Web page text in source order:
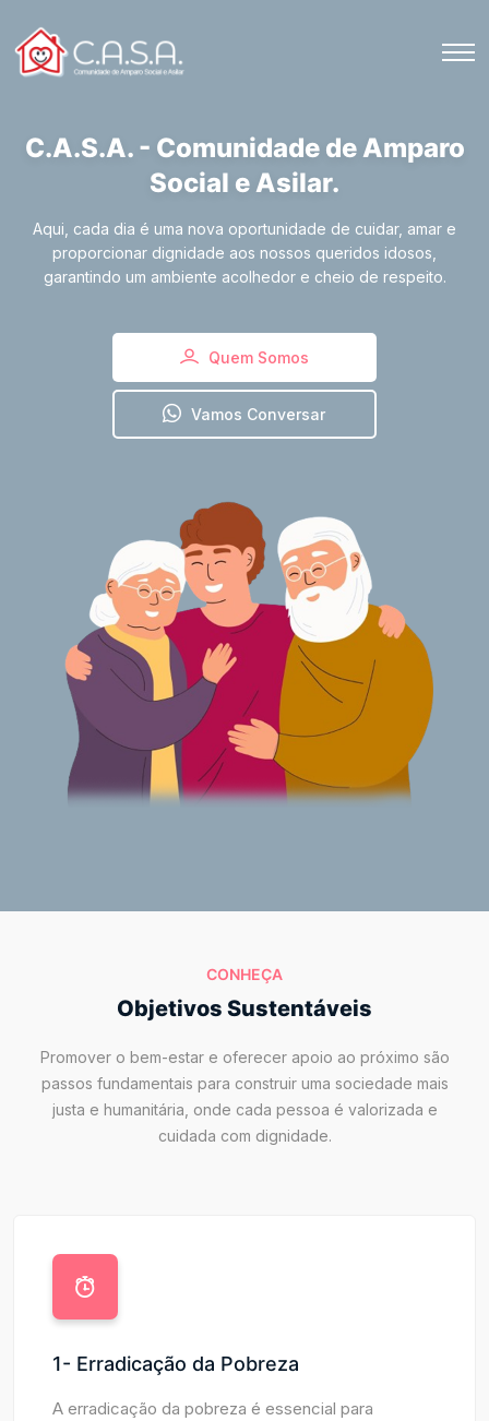
C.A.S.A. - Comunidade de Amparo
Social e Asilar.
Aqui, cada dia é uma nova oportunidade de cuidar, amar e
proporcionar dignidade aos nossos queridos idosos,
garantindo um ambiente acolhedor e cheio de respeito.
Quem Somos
Vamos Conversar
CONHEÇA
Objetivos Sustentáveis
Promover o bem-estar e oferecer apoio ao próximo são
passos fundamentais para construir uma sociedade mais
justa e humanitária, onde cada pessoa é valorizada e
cuidada com dignidade.
1- Erradicação da Pobreza
A erradicação da pobreza é essencial para